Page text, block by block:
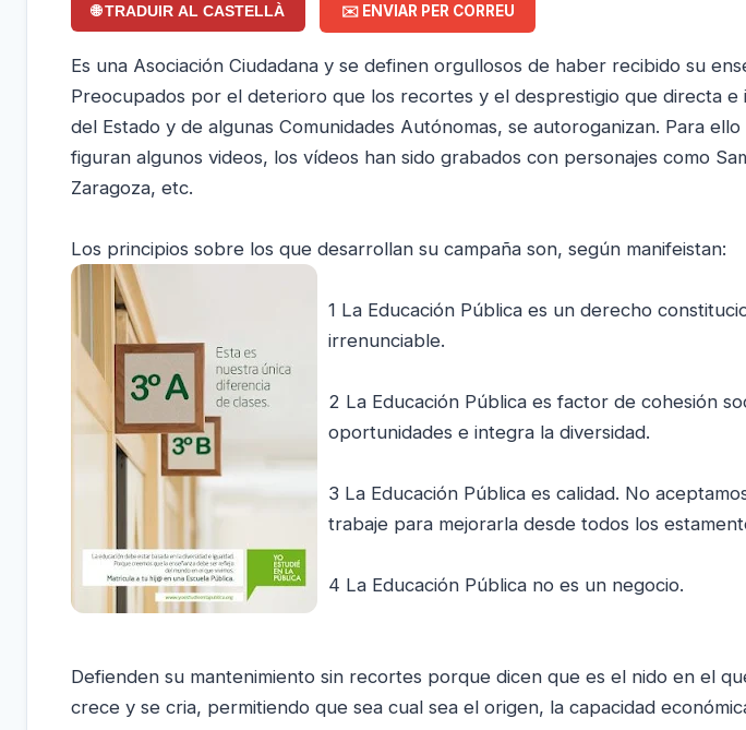
🌐 TRADUIR AL CASTELLÀ ✉️ ENVIAR PER CORREU
Es una Asociación Ciudadana y se definen orgullosos de haber recibido su
Preocupados por el deterioro que los recortes y el desprestigio que directa
del Estado y de algunas Comunidades Autónomas, se autoroganizan. Para
figuran algunos videos, los vídeos han sido grabados con personajes como
Zaragoza, etc.
Los principios sobre los que desarrollan su campaña son, según manifeistan:
1 La Educación Pública es un derecho
irrenunciable.
2 La Educación Pública es factor de cohesión
oportunidades e integra la diversidad.
3 La Educación Pública es calidad. No
trabaje para mejorarla desde todos los
4 La Educación Pública no es un negocio.
Defienden su mantenimiento sin recortes porque dicen que es el nido en el
crece y se cria, permitiendo que sea cual sea el origen, la capacidad